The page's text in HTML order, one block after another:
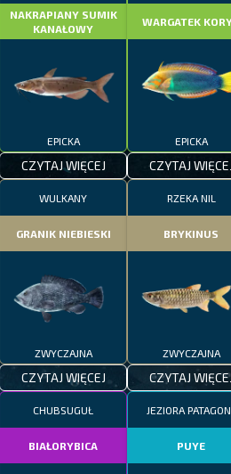
NAKRAPIANY SUMIK
KANAŁOWY
EPICKA
CZYTAJ WIĘCEJ
WARGATEK
EPICKA
CZYTAJ
WULKANY
GRANIK NIEBIESKI
ZWYCZAJNA
CZYTAJ WIĘCEJ
RZEKA NIL
BRYKINUS
ZWYCZAJNA
CZYTAJ
CHUBSUGUŁ
BIAŁORYBICA
JEZIORA
PUYE